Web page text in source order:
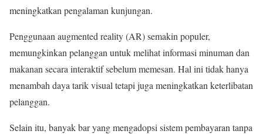
meningkatkan pengalaman kunjungan.
Penggunaan augmented reality (AR) semakin populer,
memungkinkan pelanggan untuk melihat informasi minuman dan
makanan secara interaktif sebelum memesan. Hal ini tidak hanya
menambah daya tarik visual tetapi juga meningkatkan keterlibatan
pelanggan.
Selain itu, banyak bar yang mengadopsi sistem pembayaran tanpa